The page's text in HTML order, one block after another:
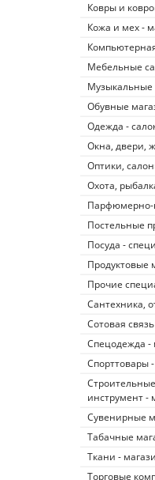
Ковры и
Кожа и мех -
Мебельные
Музыкальные
Обувные
Одежда -
Окна, двери,
Оптики,
Охота,
Парфюмерно-
Постельные
Посуда -
Продуктовые
Прочие
Сантехника,
Сотовая
Спецодежда -
Спорттовары
инструмент -
Сувенирные
Табачные
Ткани -
Торговые